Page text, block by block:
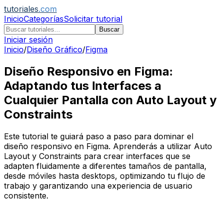
tutoriales.com
InicioCategoríasSolicitar tutorial
Buscar
Iniciar sesión
Inicio/Diseño Gráfico/Figma
Diseño Responsivo en Figma:
Adaptando tus Interfaces a
Cualquier Pantalla con Auto Layout y
Constraints
Este tutorial te guiará paso a paso para dominar el
diseño responsivo en Figma. Aprenderás a utilizar Auto
Layout y Constraints para crear interfaces que se
adapten fluidamente a diferentes tamaños de pantalla,
desde móviles hasta desktops, optimizando tu flujo de
trabajo y garantizando una experiencia de usuario
consistente.